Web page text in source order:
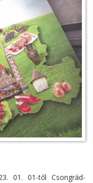
01. 01-től Csongrád-